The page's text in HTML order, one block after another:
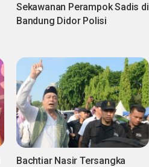
Sekawanan Perampok Sadis di
Bandung Didor Polisi
Bachtiar Nasir Tersangka